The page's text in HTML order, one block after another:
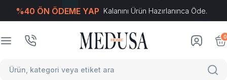
%40 ÖN ÖDEME YAP Kalanını Ürün Hazırlanınca Öde.
0
T-Soft E-Ticaret Sistemleriyle Hazırlanmıştır.